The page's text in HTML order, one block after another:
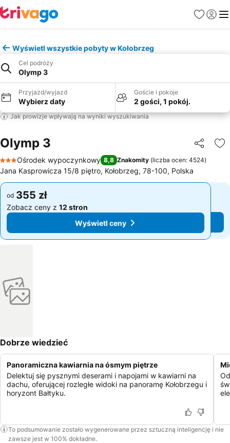
Ulubione
Wyświetl wszystkie pobyty w Kołobrzeg
Cel podróży
Olymp 3
Przyjazd/wyjazd
Wybierz daty
Goście i pokoje
2 gości, 1 pokój.
Jak prowizje wpływają na wyniki wyszukiwania
Olymp 3
3 Kategoria
Ośrodek wypoczynkowy 8,8 Znakomity (liczba ocen: 4524)
Jana Kasprowicza 15/8 piętro, Kołobrzeg, 78-100, Polska
od 355 zł
Zobacz ceny z 12 stron
Wyświetl ceny
od 355 zł
Zobacz ceny z 12 stron
Wyświetl ceny
Dobrze wiedzieć
Panoramiczna kawiarnia na ósmym piętrze
Delektuj się pysznymi deserami i napojami w kawiarni na
dachu, oferującej rozległe widoki na panoramę Kołobrzegu i
horyzont Bałtyku.
To podsumowanie zostało wygenerowane przez sztuczną inteligencję i nie
zawsze jest w 100% dokładne.